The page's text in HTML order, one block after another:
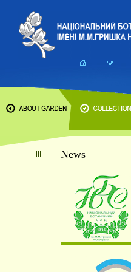
News